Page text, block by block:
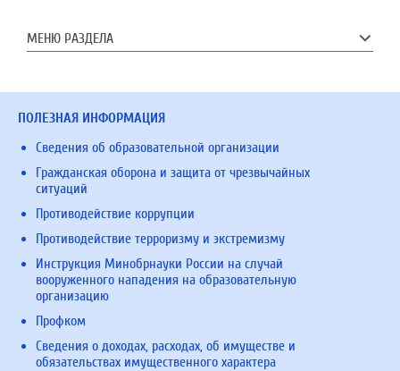
МЕНЮ РАЗДЕЛА
ПОЛЕЗНАЯ ИНФОРМАЦИЯ
Сведения об образовательной организации
Гражданская оборона и защита от чрезвычайных
ситуаций
Противодействие коррупции
Противодействие терроризму и экстремизму
Инструкция Минобрнауки России на случай
вооруженного нападения на образовательную
организацию
Профком
Сведения о доходах, расходах, об имуществе и
обязательствах имущественного характера